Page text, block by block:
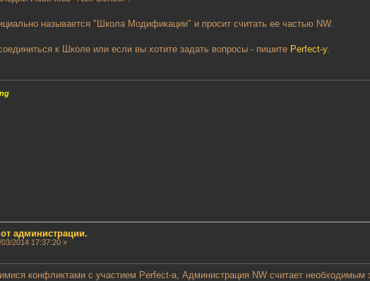
называется "Школа Модификации" и просит считать ее частью NW.
к Школе или если вы хотите задать вопросы - пишите Perfect-у.
администрации.
03/2014 17:37:20 »
конфликтами с участием Perfect-а, Администрация NW считает